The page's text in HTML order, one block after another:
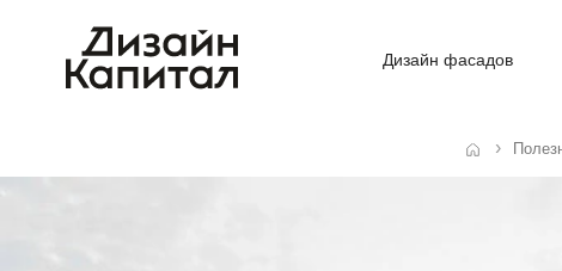
Дизайн фасадов